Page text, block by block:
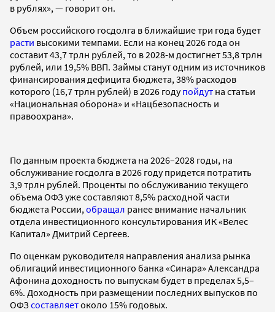
в рублях», — говорит он.
Объем российского госдолга в ближайшие три года будет
расти высокими темпами. Если на конец 2026 года он
составит 43,7 трлн рублей, то в 2028-м достигнет 53,8 трлн
рублей, или 19,5% ВВП. Займы станут одним из источников
финансирования дефицита бюджета, 38% расходов
которого (16,7 трлн рублей) в 2026 годупойдут на статьи
«Национальная оборона» и «Нацбезопасность и
правоохрана».
По данным проекта бюджета на 2026–2028 годы, на
обслуживание госдолга в 2026 году придется потратить
3,9 трлн рублей. Проценты по обслуживанию текущего
объема ОФЗ уже составляют 8,5% расходной части
бюджета России, обращал ранее внимание начальник
отдела инвестиционного консультирования ИК «Велес
Капитал» Дмитрий Сергеев.
По оценкам руководителя направления анализа рынка
облигаций инвестиционного банка «Синара» Александра
Афонина доходность по выпускам будет в пределах 5,5–
6%. Доходность при размещении последних выпусков по
ОФЗсоставляетоколо 15% годовых.